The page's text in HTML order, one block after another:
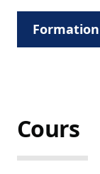
Cours